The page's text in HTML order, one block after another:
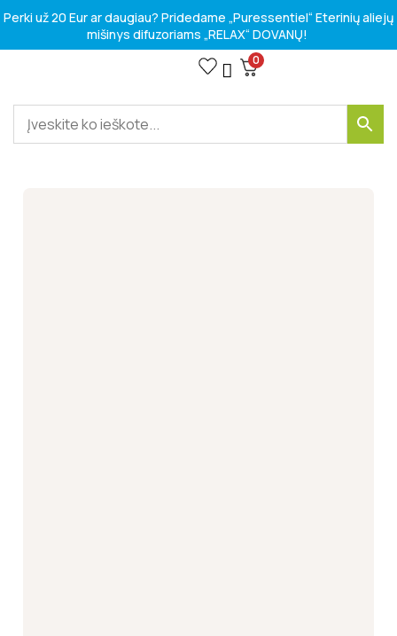
Perki už 20 Eur ar daugiau? Pridedame „Puressentiel“ Eterinių aliejų
mišinys difuzoriams „RELAX“ DOVANŲ!
0